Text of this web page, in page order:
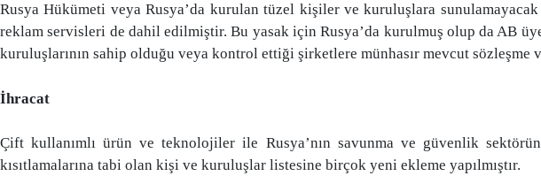
Rusya Hükümeti veya Rusya’da kurulan tüzel kişiler ve kuruluşlara
reklam servisleri de dahil edilmiştir. Bu yasak için Rusya’da kurulmuş olup da AB
kuruluşlarının sahip olduğu veya kontrol ettiği şirketlere münhasır mevcut
İhracat
Çift kullanımlı ürün ve teknolojiler ile Rusya’nın savunma ve güvenlik
kısıtlamalarına tabi olan kişi ve kuruluşlar listesine birçok yeni ekleme yapılmıştır.